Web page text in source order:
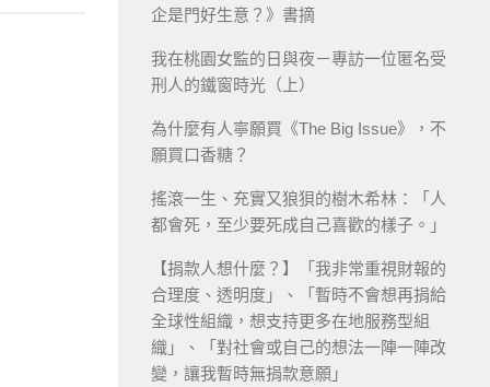
企是門好生意？》書摘
我在桃園女監的日與夜－專訪一位匿名受
刑人的鐵窗時光（上）
為什麼有人寧願買《The Big Issue》，不
願買口香糖？
搖滾一生、充實又狼狽的樹木希林：「人
都會死，至少要死成自己喜歡的樣子。」
【捐款人想什麼？】「我非常重視財報的
合理度、透明度」、「暫時不會想再捐給
全球性組織，想支持更多在地服務型組
織」、「對社會或自己的想法一陣一陣改
變，讓我暫時無捐款意願」